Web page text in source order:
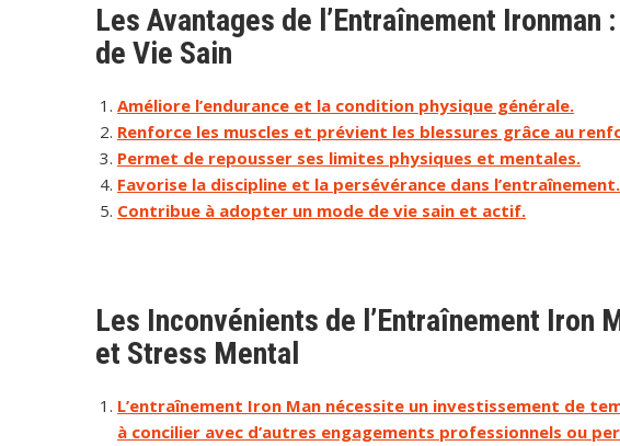
Les Avantages de l’Entraînement Ironman
de Vie Sain
Améliore l’endurance et la condition physique générale.
Renforce les muscles et prévient les blessures grâce au
Permet de repousser ses limites physiques et mentales.
Favorise la discipline et la persévérance dans l’entraînement.
Contribue à adopter un mode de vie sain et actif.
Les Inconvénients de l’Entraînement Iron
et Stress Mental
L’entraînement Iron Man nécessite un investissement de
à concilier avec d’autres engagements professionnels ou